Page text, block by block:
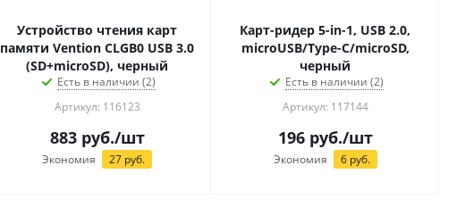
Устройство чтения карт
памяти Vention CLGB0 USB 3.0
(SD+microSD), черный
Есть в наличии (2)
Артикул: 116123
883руб./шт
Экономия 27 руб.
Карт-ридер 5-in-1, USB 2.0,
microUSB/Type-C/microSD,
черный
Есть в наличии (2)
Артикул: 117144
196руб./шт
Экономия 6руб.